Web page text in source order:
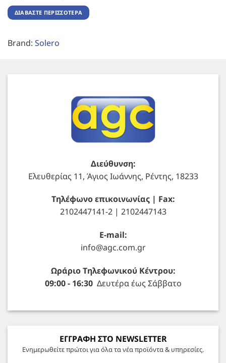
ΔΙΑΒΆΣΤΕ ΠΕΡΙΣΣΌΤΕΡΑ
Brand: Solero
Διεύθυνση:
Ελευθερίας 11, Άγιος Ιωάννης, Ρέντης, 18233
Τηλέφωνο επικοινωνίας | Fax:
2102447141-2 | 2102447143
E-mail:
info@agc.com.gr
Ωράριο Τηλεφωνικού Κέντρου:
09:00 - 16:30Δευτέρα έως Σάββατο
ΕΓΓΡΑΦΗ ΣΤΟ NEWSLETTER
Ενημερωθείτε πρώτοι για όλα τα νέα προϊόντα & υπηρεσίες.